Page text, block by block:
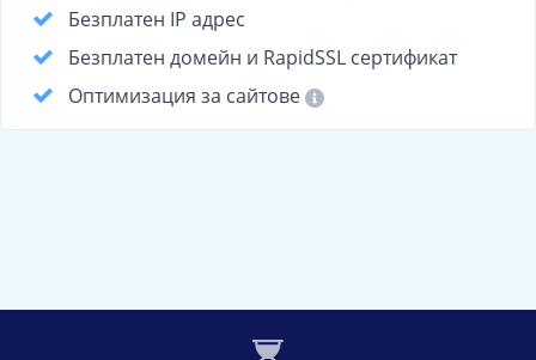
Безплатен IP адрес
Безплатен домейн и RapidSSL сертификат
Оптимизация за сайтове